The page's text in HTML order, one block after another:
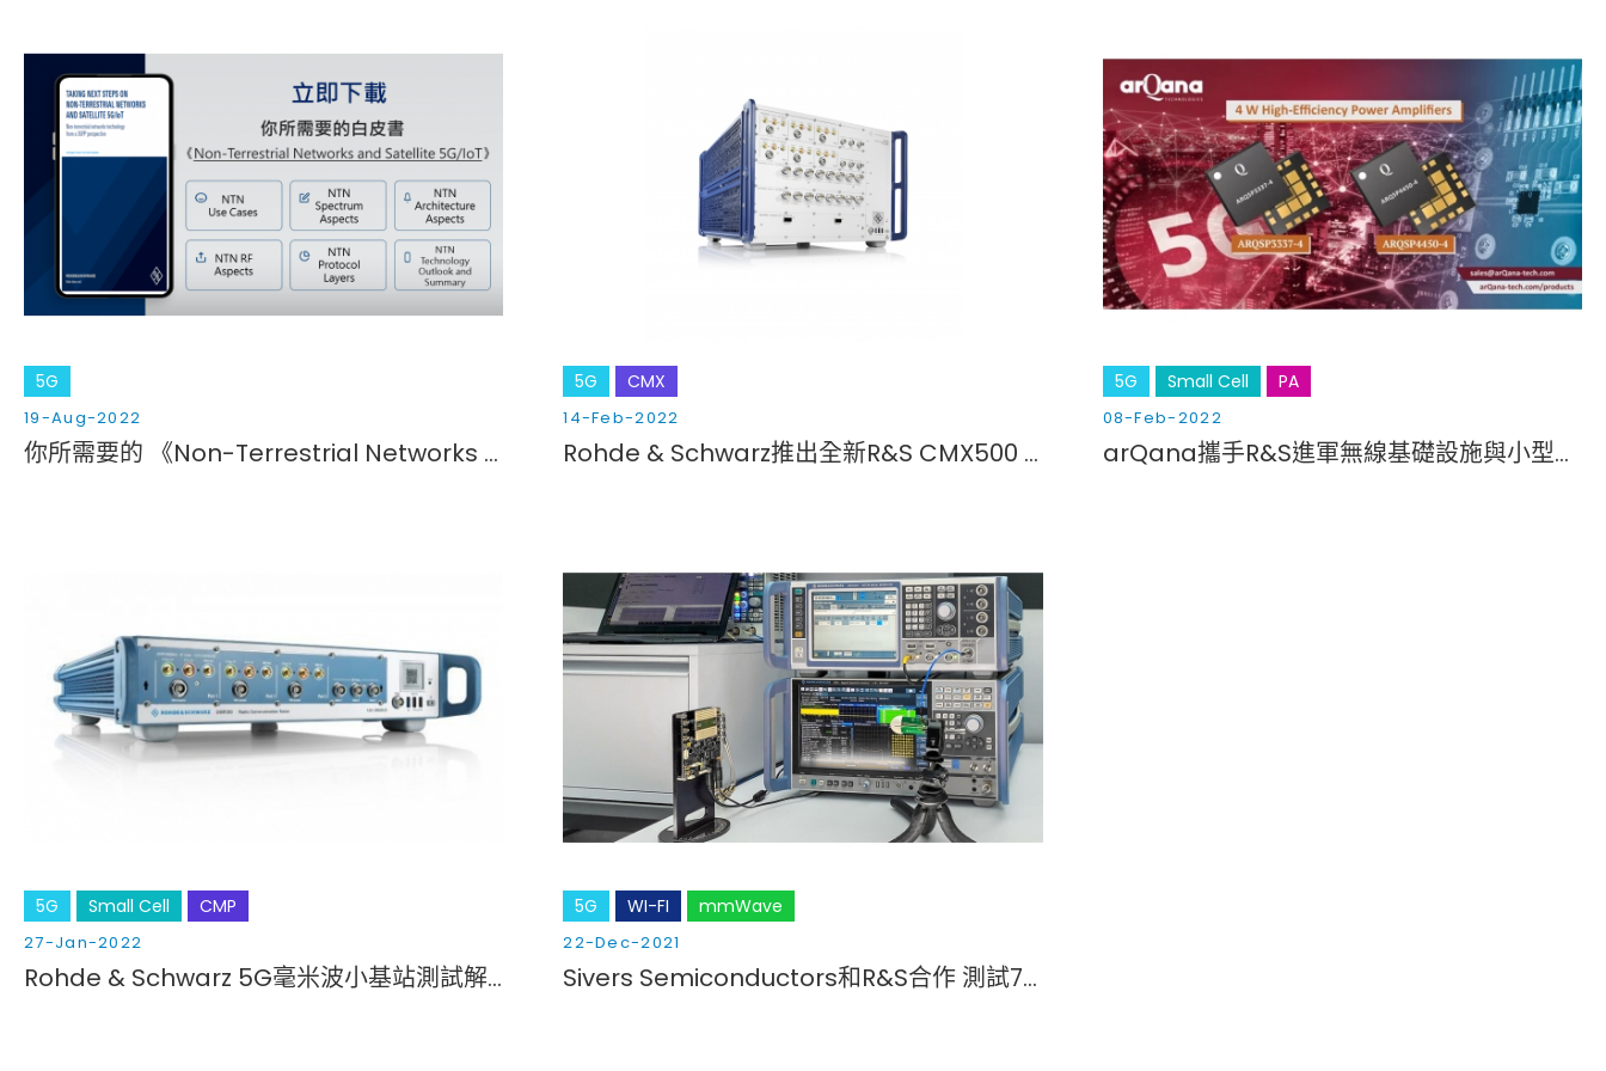
5G
19-Aug-2022
你所需要的 《Non-Terrestrial Networks and Satellite 5G/IoT》白皮書
5G CMX
14-Feb-2022
Rohde & Schwarz推出全新R&S CMX500 5G信令綜合測試儀，這是一款功能強大的5G測試平台，用於簡化5G NR相關測試
5G Small Cell PA
08-Feb-2022
arQana攜手R&S進軍無線基礎設施與小型基站市場
5G Small Cell CMP
27-Jan-2022
Rohde & Schwarz 5G毫米波小基站測試解決方案通過高通驗證
5G WI-FI mmWave
22-Dec-2021
Sivers Semiconductors和R&S合作 測試71GHz的5G射頻收發器